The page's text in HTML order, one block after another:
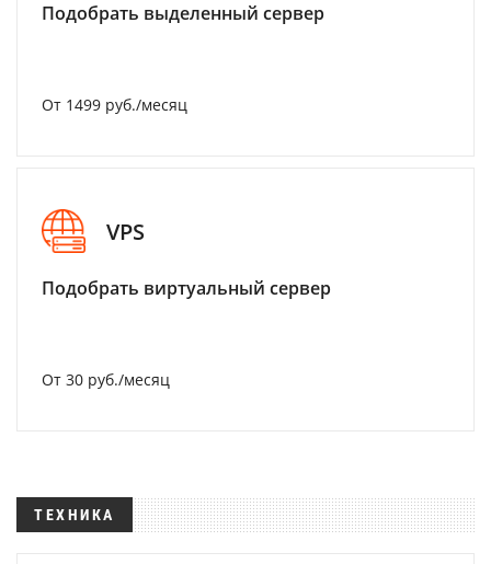
Подобрать выделенный сервер
От 1499 руб./месяц
VPS
Подобрать виртуальный сервер
От 30 руб./месяц
ТЕХНИКА